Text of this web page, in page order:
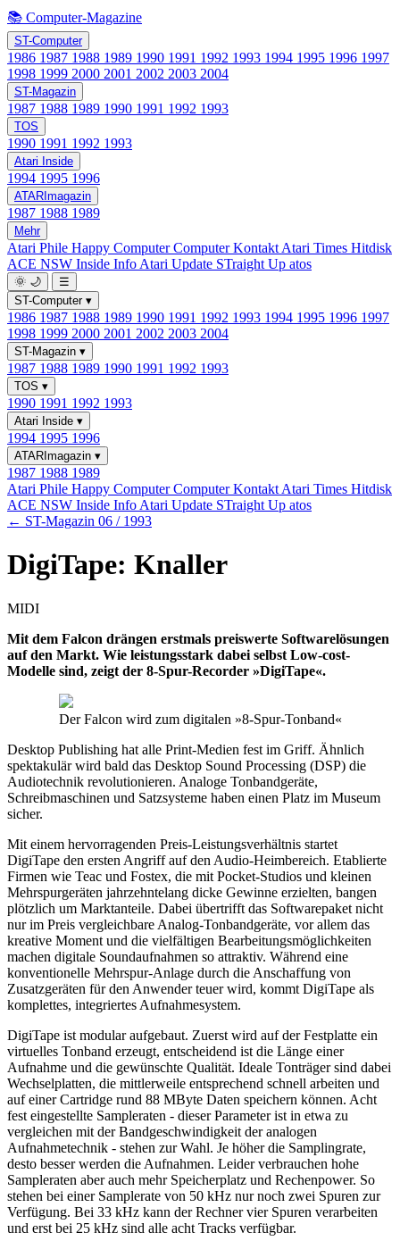
📚 Computer-Magazine
ST-Computer
1986 1987 1988 1989 1990 1991 1992 1993 1994 1995 1996 1997
1998 1999 2000 2001 2002 2003 2004
ST-Magazin
1987 1988 1989 1990 1991 1992 1993
TOS
1990 1991 1992 1993
Atari Inside
1994 1995 1996
ATARImagazin
1987 1988 1989
Mehr
Atari Phile Happy ComputerComputer Kontakt Atari Times Hitdisk
ACE NSW Inside Info Atari Update STraight Up atos
🌞 🌙
☰
ST-Computer ▾
1986 1987 1988 1989 1990 1991 1992 1993 1994 1995 1996 1997
1998 1999 2000 2001 2002 2003 2004
ST-Magazin ▾
1987 1988 1989 1990 1991 1992 1993
TOS ▾
1990 1991 1992 1993
Atari Inside ▾
1994 1995 1996
ATARImagazin ▾
1987 1988 1989
Atari Phile Happy ComputerComputer Kontakt Atari Times Hitdisk
ACE NSW Inside Info Atari Update STraight Up atos
← ST-Magazin 06 / 1993
DigiTape: Knaller
MIDI
Mit dem Falcon drängen erstmals preiswerte Softwarelösungen
auf den Markt. Wie leistungsstark dabei selbst Low-cost-
Modelle sind, zeigt der 8-Spur-Recorder »DigiTape«.
Der Falcon wird zum digitalen »8-Spur-Tonband«
Desktop Publishing hat alle Print-Medien fest im Griff. Ähnlich
spektakulär wird bald das Desktop Sound Processing (DSP) die
Audiotechnik revolutionieren. Analoge Tonbandgeräte,
Schreibmaschinen und Satzsysteme haben einen Platz im Museum
sicher.
Mit einem hervorragenden Preis-Leistungsverhältnis startet
DigiTape den ersten Angriff auf den Audio-Heimbereich. Etablierte
Firmen wie Teac und Fostex, die mit Pocket-Studios und kleinen
Mehrspurgeräten jahrzehntelang dicke Gewinne erzielten, bangen
plötzlich um Marktanteile. Dabei übertrifft das Softwarepaket nicht
nur im Preis vergleichbare Analog-Tonbandgeräte, vor allem das
kreative Moment und die vielfältigen Bearbeitungsmöglichkeiten
machen digitale Soundaufnahmen so attraktiv. Während eine
konventionelle Mehrspur-Anlage durch die Anschaffung von
Zusatzgeräten für den Anwender teuer wird, kommt DigiTape als
komplettes, integriertes Aufnahmesystem.
DigiTape ist modular aufgebaut. Zuerst wird auf der Festplatte ein
virtuelles Tonband erzeugt, entscheidend ist die Länge einer
Aufnahme und die gewünschte Qualität. Ideale Tonträger sind dabei
Wechselplatten, die mittlerweile entsprechend schnell arbeiten und
auf einer Cartridge rund 88 MByte Daten speichern können. Acht
fest eingestellte Sampleraten - dieser Parameter ist in etwa zu
vergleichen mit der Bandgeschwindigkeit der analogen
Aufnahmetechnik - stehen zur Wahl. Je höher die Samplingrate,
desto besser werden die Aufnahmen. Leider verbrauchen hohe
Sampleraten aber auch mehr Speicherplatz und Rechenpower. So
stehen bei einer Samplerate von 50 kHz nur noch zwei Spuren zur
Verfügung. Bei 33 kHz kann der Rechner vier Spuren verarbeiten
und erst bei 25 kHz sind alle acht Tracks verfügbar.